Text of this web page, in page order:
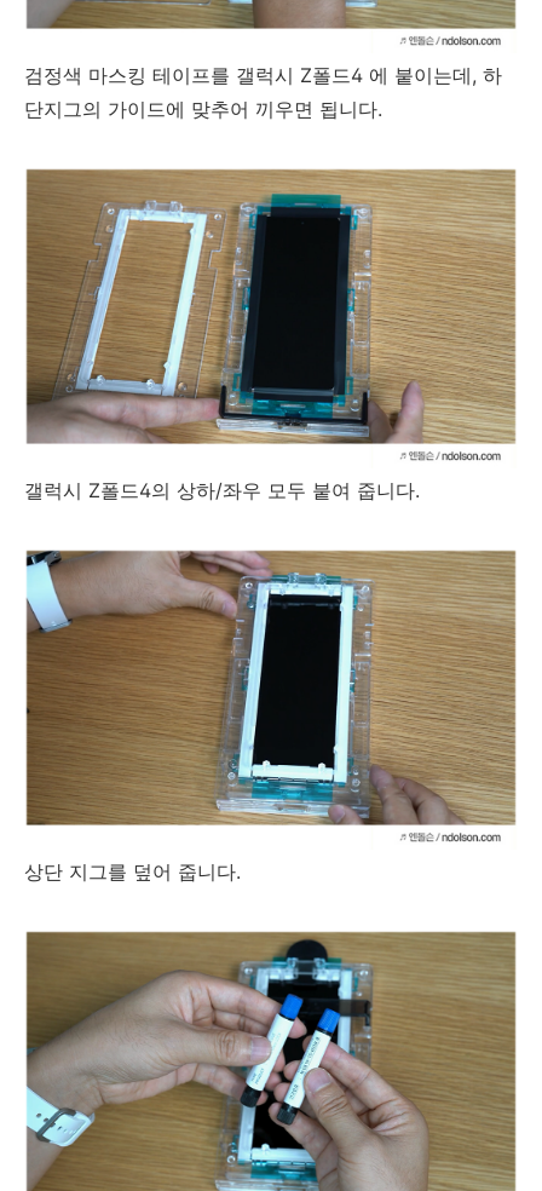
검정색 마스킹 테이프를 갤럭시 Z폴드4 에 붙이는데, 하
단지그의 가이드에 맞추어 끼우면 됩니다.
갤럭시 Z폴드4의 상하/좌우 모두 붙여 줍니다.
상단 지그를 덮어 줍니다.